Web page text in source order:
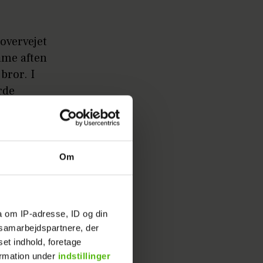
Om
om IP-adresse, ID og din
der
indhold, foretage
under indstillinger
aften
I
otte år
hun